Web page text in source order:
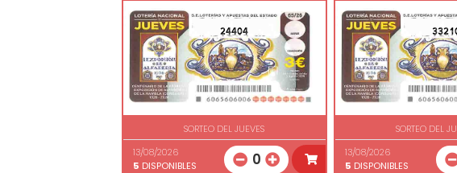
24404
SORTEO DEL JUEVES
13/08/2026
5 DISPONIBLES 0
SORTEO DEL
13/08/2026
5 DISPONIBLES